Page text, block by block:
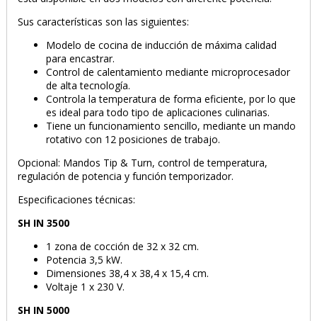
Sus características son las siguientes:
Modelo de cocina de inducción de máxima calidad
para encastrar.
Control de calentamiento mediante microprocesador
de alta tecnología.
Controla la temperatura de forma eficiente, por lo que
es ideal para todo tipo de aplicaciones culinarias.
Tiene un funcionamiento sencillo, mediante un mando
rotativo con 12 posiciones de trabajo.
Opcional: Mandos Tip & Turn, control de temperatura,
regulación de potencia y función temporizador.
Especificaciones técnicas:
SH IN 3500
1 zona de cocción de 32 x 32 cm.
Potencia 3,5 kW.
Dimensiones 38,4 x 38,4 x 15,4 cm.
Voltaje 1 x 230 V.
SH IN 5000